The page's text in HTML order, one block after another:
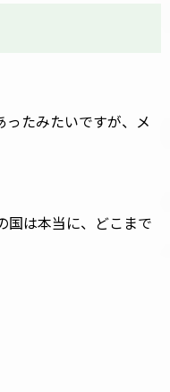
たみたいですが、メ
国は本当に、どこまで